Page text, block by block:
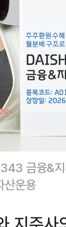
금융&
운용